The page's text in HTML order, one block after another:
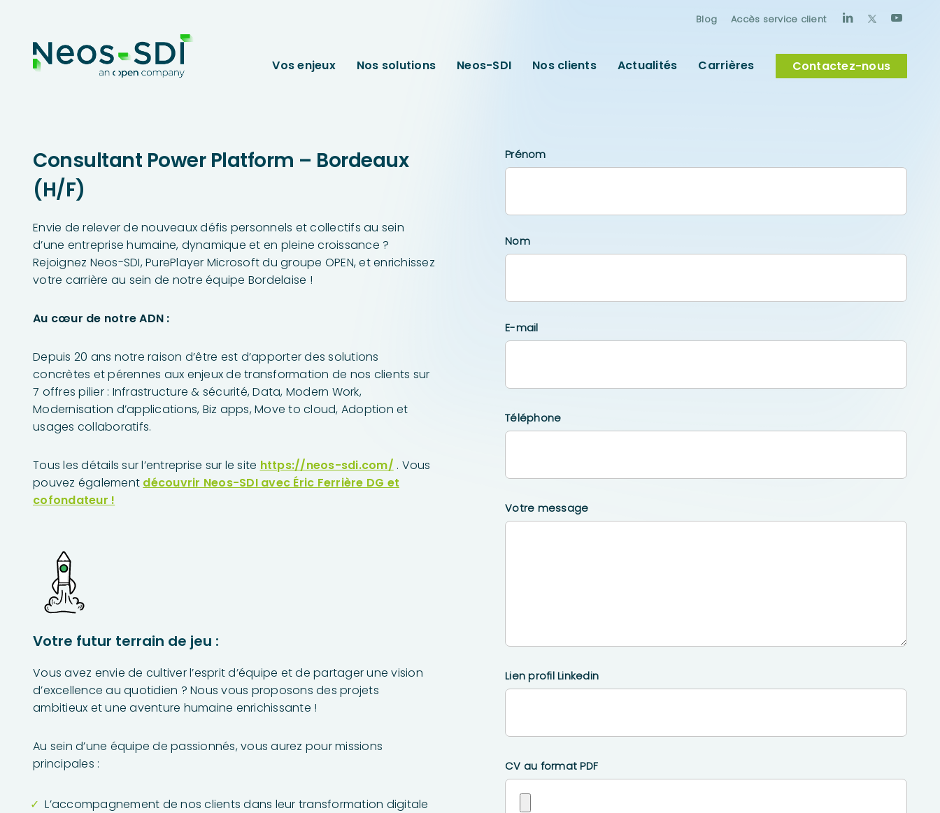
Blog Accès service client
Vos enjeux Nos solutions Neos-SDI Nos clients Actualités Carrières Contactez-nous
Consultant Power Platform – Bordeaux
(H/F)
Envie de relever de nouveaux défis personnels et collectifs au sein
d’une entreprise humaine, dynamique et en pleine croissance ?
Rejoignez Neos-SDI, PurePlayer Microsoft du groupe OPEN, et enrichissez
votre carrière au sein de notre équipe Bordelaise !
Au cœur de notre ADN :
Depuis 20 ans notre raison d’être est d’apporter des solutions
concrètes et pérennes aux enjeux de transformation de nos clients sur
7 offres pilier : Infrastructure & sécurité, Data, Modern Work,
Modernisation d’applications, Biz apps, Move to cloud, Adoption et
usages collaboratifs.
Tous les détails sur l’entreprise sur le site https://neos-sdi.com/ . Vous
pouvez également découvrir Neos-SDI avec Éric Ferrière DG et
cofondateur !
Votre futur terrain de jeu :
Vous avez envie de cultiver l’esprit d’équipe et de partager une vision
d’excellence au quotidien ? Nous vous proposons des projets
ambitieux et une aventure humaine enrichissante !
Au sein d’une équipe de passionnés, vous aurez pour missions
principales :
L’accompagnement de nos clients dans leur transformation digitale
Prénom
Nom
E-mail
Téléphone
Votre message
Lien profil Linkedin
CV au format PDF